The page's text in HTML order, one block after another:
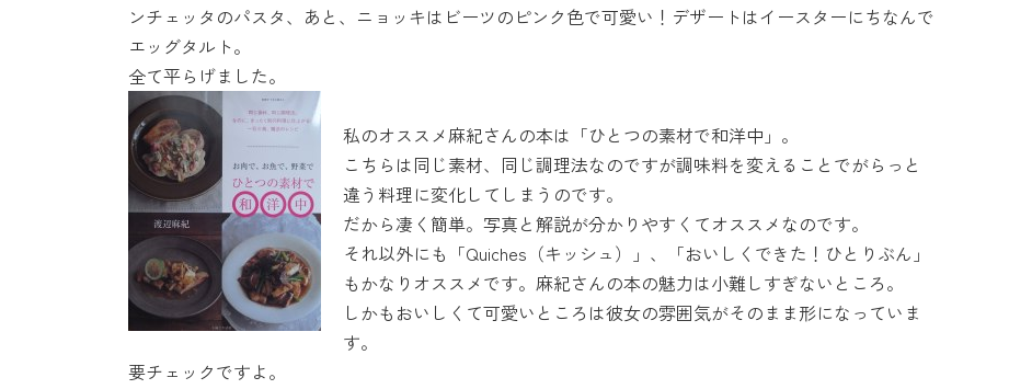
ンチェッタのパスタ、あと、ニョッキはビーツのピンク色で可愛い！デザートはイースターにちなんで
エッグタルト。
全て平らげました。
私のオススメ麻紀さんの本は「ひとつの素材で和洋中」。
こちらは同じ素材、同じ調理法なのですが調味料を変えることでがらっと
違う料理に変化してしまうのです。
だから凄く簡単。写真と解説が分かりやすくてオススメなのです。
それ以外にも「Quiches（キッシュ）」、「おいしくできた！ひとりぶん」
もかなりオススメです。麻紀さんの本の魅力は小難しすぎないところ。
しかもおいしくて可愛いところは彼女の雰囲気がそのまま形になっていま
す。
要チェックですよ。